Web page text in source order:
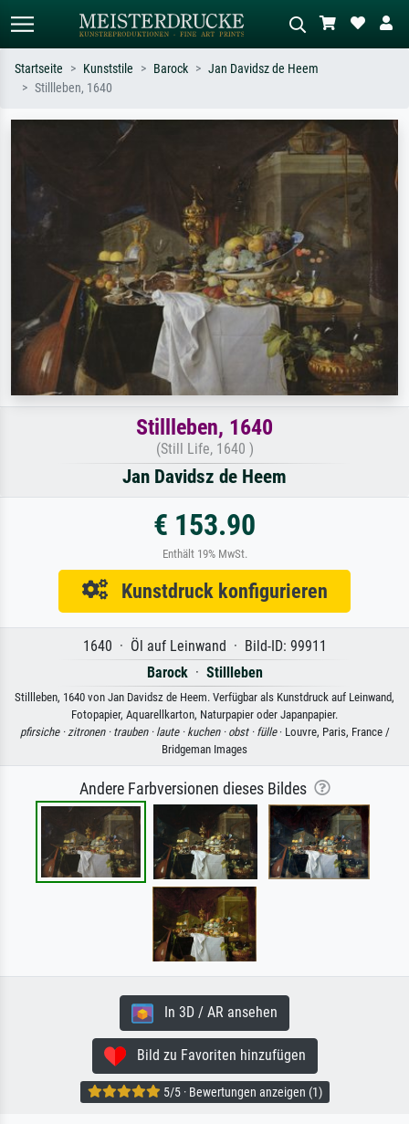
Suchen Sie nach Künstlern, Werktiteln
Beschreiben Sie die Szene – z.B. Grüne
Wiese, Abstrakt mit viel Rot, Dunkles
Ölgemälde, Stehender Akt neben einem
Startseite Kunststile Barock
Jan Davidsz de Heem
Stillleben, 1640
Stillleben, 1640
(Still Life, 1640 )
Jan Davidsz de Heem
€ 153.90
Enthält 19% MwSt.
Kunstdruck konfigurieren
1640 · Öl auf Leinwand · Bild-ID: 99911
Barock· Stillleben
Stillleben, 1640 von Jan Davidsz de Heem. Verfügbar als Kunstdruck auf Leinwand,
Fotopapier, Aquarellkarton, Naturpapier oder Japanpapier.
pfirsiche ·zitronen · trauben · laute · kuchen · obst · fülle· Louvre, Paris, France /
Bridgeman Images
Andere Farbversionen dieses Bildes
In 3D / AR ansehen
Bild zu Favoriten hinzufügen
5/5 · Bewertungen anzeigen (1)